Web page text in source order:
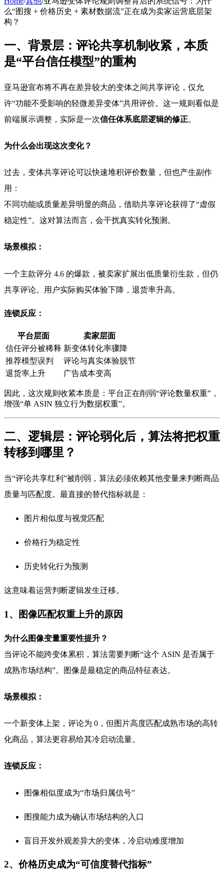
么“图搜 + 价格历史 + 素材数据流”正在成为卖家运营底层架
构？
一、背景层：评论共享机制收紧，本质
是“平台信任模型”的重构
亚马逊宣布将不再在差异较大的变体之间共享评论，仅允
许“功能不受影响的轻微差异变体”共用评价。这一规则看似是
前端展示调整，实际是一次信任体系底层逻辑的修正。
为什么会出现这次变化？
过去，变体共享评论可以快速堆积评价数量，但也产生副作
用：
不同功能或质量差异明显的商品，借助共享评论获得了“虚假
稳定性”。这对算法而言，会干扰真实转化预测。
场景模拟：
一个主款评分 4.6 的爆款，被卖家扩展出低质量衍生款，但仍
共享评论。用户实际购买体验下降，退货率升高。
连锁反应：
平台层面
卖家层面
信任评分被稀释 新变体转化率骤降
推荐模型误判
评论与真实体验脱节
退货率上升
广告成本变高
因此，这次规则收紧本质是：平台正在削弱“评论数量权重”，
增强“单 ASIN 独立行为数据权重”。
二、逻辑层：评论弱化后，算法将把权重
转移到哪里？
当“评论共享红利”被削弱，算法必须依赖其他变量来判断商品
质量与匹配度。最直接的替代指标就是：
图片相似度与视觉匹配
价格行为稳定性
历史转化行为预测
这意味着运营判断逻辑发生迁移。
1、图像匹配权重上升的原因
为什么图像变量重要性提升？
当评论不能跨变体累积，算法需要判断“这个 ASIN 是否属于
成熟市场结构”。图像是最稳定的商品特征表达。
场景模拟：
一个新变体上架，评论为 0，但图片高度匹配成熟市场的高转
化商品，算法更容易给其冷启动流量。
连锁反应：
图像相似度成为“市场归属信号”
图搜能力成为确认市场结构的入口
盲目开发外观差异大的变体，冷启动难度增加
2、价格历史成为“可信度替代指标”